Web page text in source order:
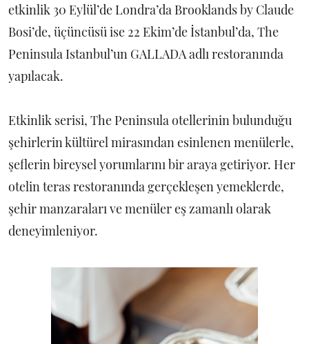
etkinlik 30 Eylül’de Londra’da Brooklands by Claude
Bosi’de, üçüncüsü ise 22 Ekim’de İstanbul’da, The
Peninsula Istanbul’un GALLADA adlı restoranında
yapılacak.
Etkinlik serisi, The Peninsula otellerinin bulunduğu
şehirlerin kültürel mirasından esinlenen menülerle,
şeflerin bireysel yorumlarını bir araya getiriyor. Her
otelin teras restoranında gerçekleşen yemeklerde,
şehir manzaraları ve menüler eş zamanlı olarak
deneyimleniyor.